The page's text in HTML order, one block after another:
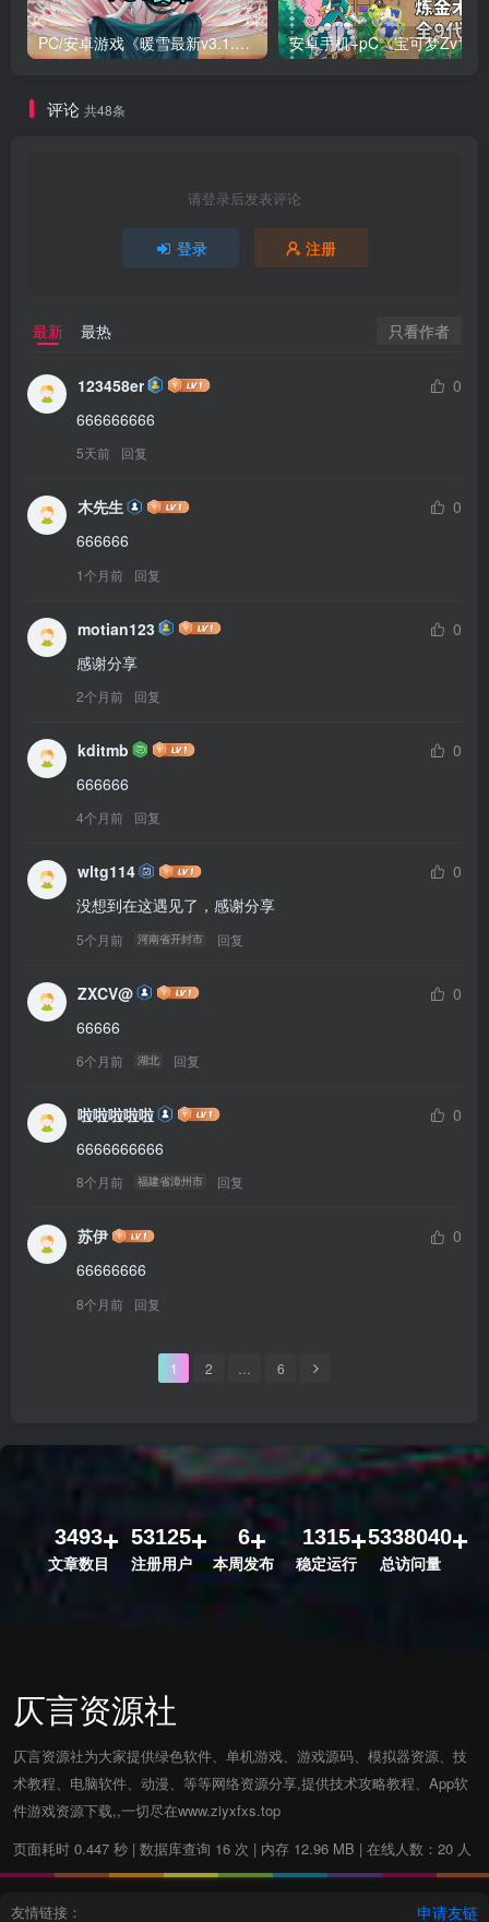
PC/安卓游戏《暖雪最新v3.1.0.1》终业DLC整合版！
评论 共48条
请登录后发表评论
登录 注册
最新 最热 只看作者
123458er
0
666666666
5天前 回复
木先生
0
666666
1个月前 回复
motian123
0
感谢分享
2个月前 回复
kditmb
0
666666
4个月前 回复
wltg114
0
没想到在这遇见了，感谢分享
5个月前 河南省开封市 回复
ZXCV@
0
66666
6个月前 湖北 回复
啦啦啦啦啦
0
6666666666
8个月前 福建省漳州市 回复
苏伊
0
66666666
8个月前 回复
1 2 6
3493
文章数目
53125
注册用户
6
本周发布
1315
稳定运行
5338040
总访问量
仄言资源社
仄言资源社为大家提供绿色软件、单机游戏、游戏源码、模拟器资源、技
术教程、电脑软件、动漫、等等网络资源分享,提供技术攻略教程、App软
件游戏资源下载,,一切尽在www.ziyxfxs.top
页面耗时 0.447 秒 | 数据库查询 16 次 | 内存 12.96 MB | 在线人数：20 人
友情链接： 申请友链